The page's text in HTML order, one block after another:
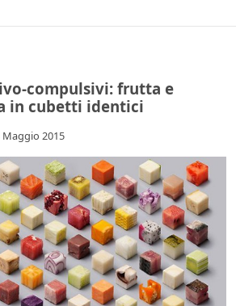
compulsivi: frutta e
in cubetti identici
Maggio 2015